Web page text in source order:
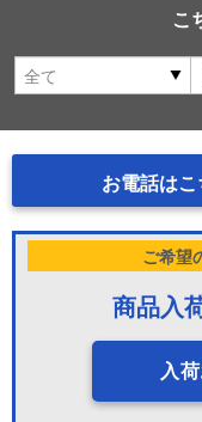
こ
お電話はこ
ご希望
商品入
入